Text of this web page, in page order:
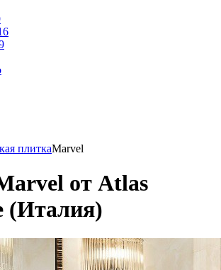
плиткаMarvel
от Atlas
(Италия)